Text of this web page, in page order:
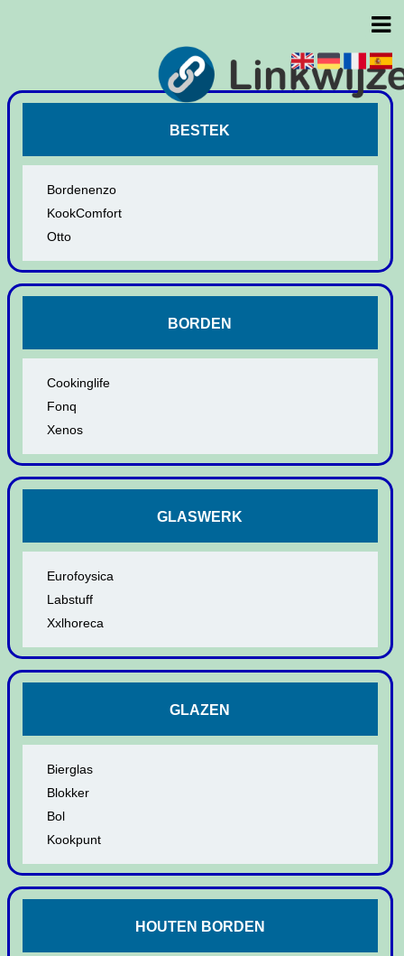
BESTEK
Bordenenzo
KookComfort
Otto
BORDEN
Cookinglife
Fonq
Xenos
GLASWERK
Eurofoysica
Labstuff
Xxlhoreca
GLAZEN
Bierglas
Blokker
Bol
Kookpunt
HOUTEN BORDEN